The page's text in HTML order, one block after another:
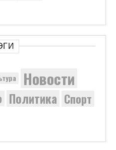
Новости
Политика Спорт